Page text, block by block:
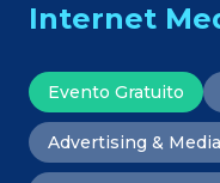
Internet
Evento Gratuito
Advertising & Media